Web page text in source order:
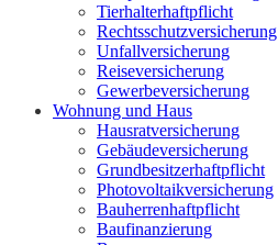
Tierhalterhaftpflicht
Rechtsschutzversicherung
Unfallversicherung
Reiseversicherung
Gewerbeversicherung
Wohnung und Haus
Hausratversicherung
Gebäudeversicherung
Grundbesitzerhaftpflicht
Photovoltaikversicherung
Bauherrenhaftpflicht
Baufinanzierung